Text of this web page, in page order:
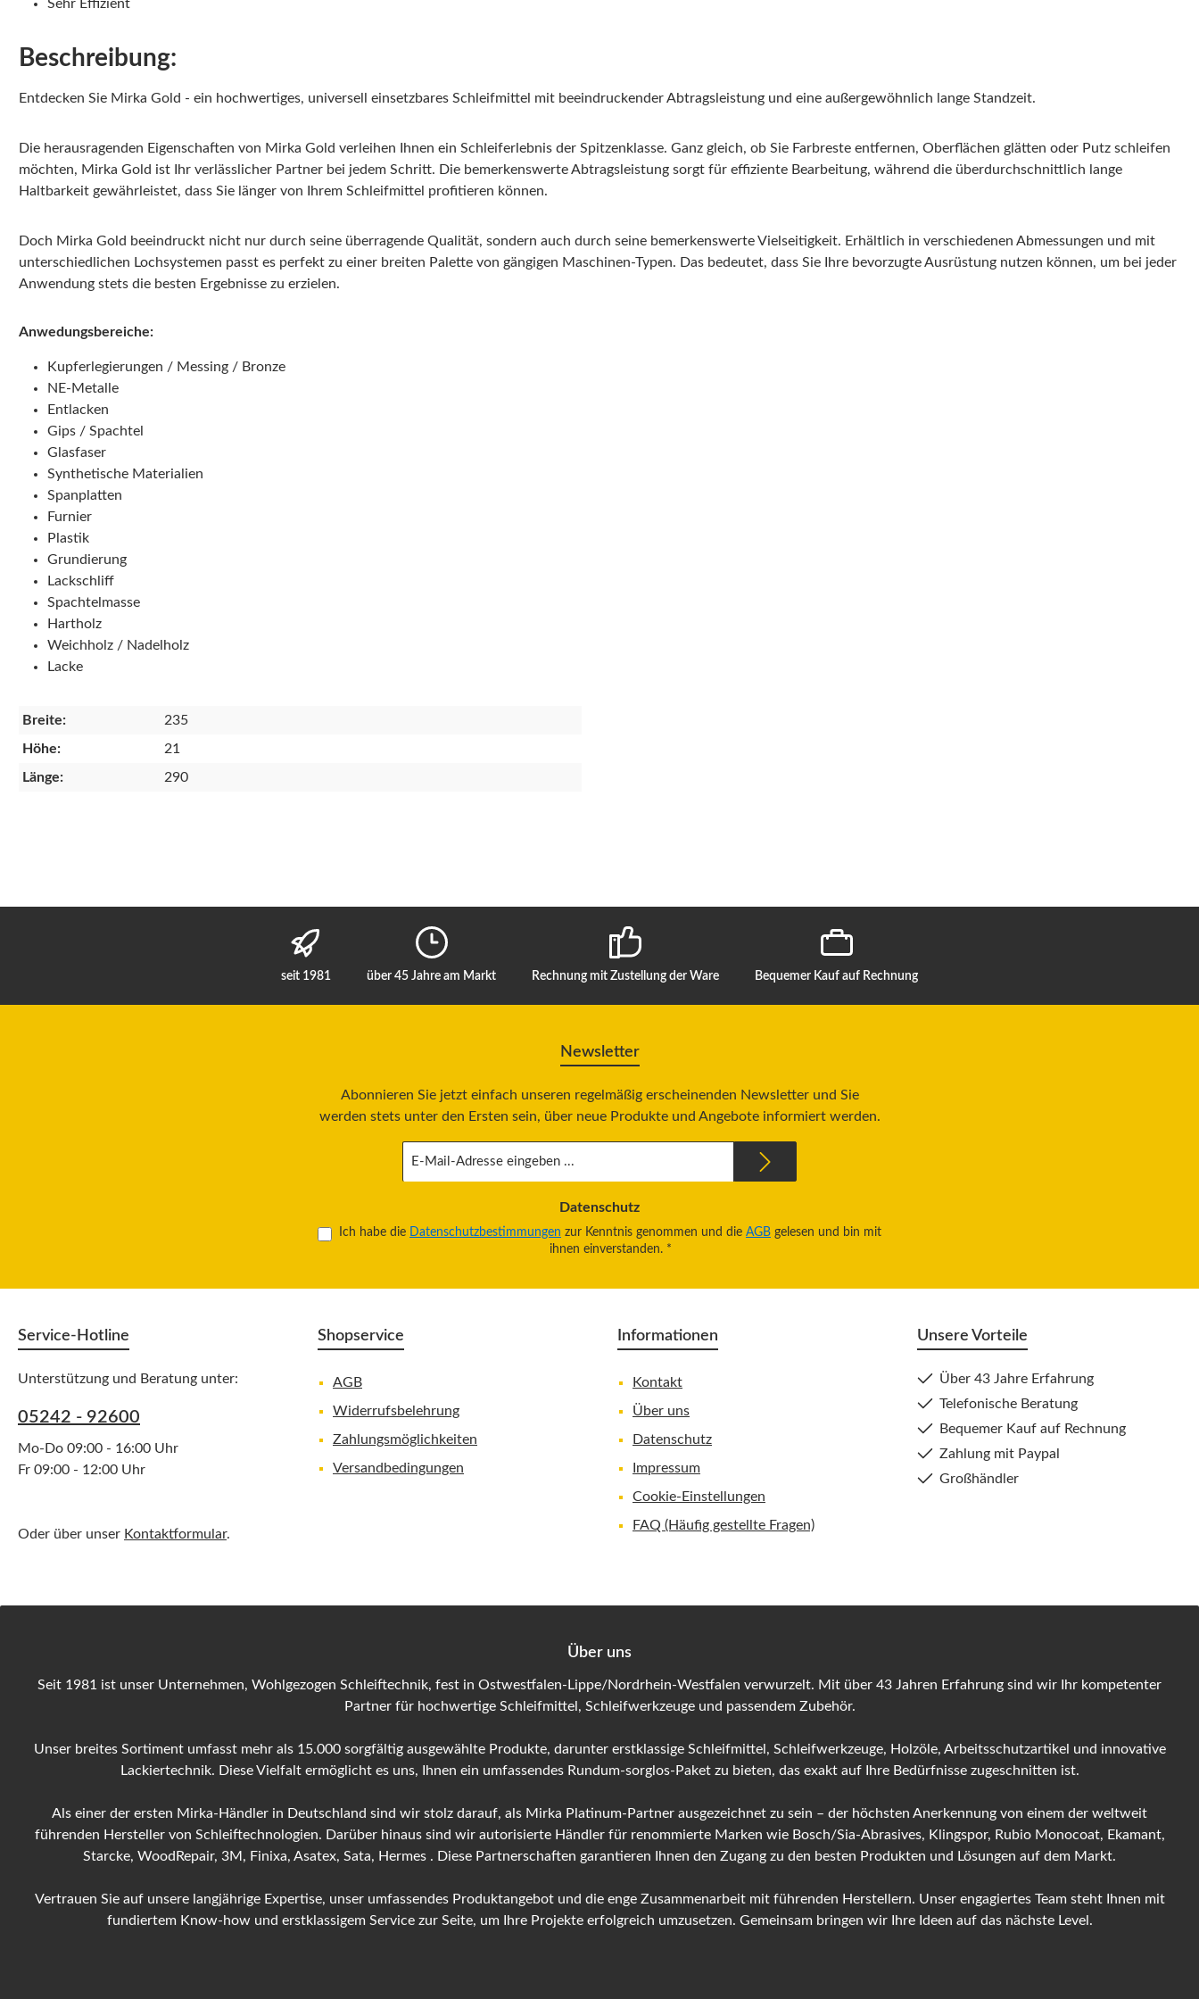
Sehr Effizient
Beschreibung:
Entdecken Sie Mirka Gold - ein hochwertiges, universell einsetzbares Schleifmittel mit beeindruckender Abtragsleistung und eine außergewöhnlich lange Standzeit.
Die herausragenden Eigenschaften von Mirka Gold verleihen Ihnen ein Schleiferlebnis der Spitzenklasse. Ganz gleich, ob Sie Farbreste entfernen, Oberflächen glätten oder Putz schleifen
möchten, Mirka Gold ist Ihr verlässlicher Partner bei jedem Schritt. Die bemerkenswerte Abtragsleistung sorgt für effiziente Bearbeitung, während die überdurchschnittlich lange
Haltbarkeit gewährleistet, dass Sie länger von Ihrem Schleifmittel profitieren können.
Doch Mirka Gold beeindruckt nicht nur durch seine überragende Qualität, sondern auch durch seine bemerkenswerte Vielseitigkeit. Erhältlich in verschiedenen Abmessungen und mit
unterschiedlichen Lochsystemen passt es perfekt zu einer breiten Palette von gängigen Maschinen-Typen. Das bedeutet, dass Sie Ihre bevorzugte Ausrüstung nutzen können, um bei jeder
Anwendung stets die besten Ergebnisse zu erzielen.
Anwedungsbereiche:
Kupferlegierungen / Messing / Bronze
NE-Metalle
Entlacken
Gips / Spachtel
Glasfaser
Synthetische Materialien
Spanplatten
Furnier
Plastik
Grundierung
Lackschliff
Spachtelmasse
Hartholz
Weichholz / Nadelholz
Lacke
Breite:
235
Höhe:
21
Länge:
290
seit 1981 über 45 Jahre am Markt Rechnung mit Zustellung der Ware Bequemer Kauf auf Rechnung
Newsletter
Abonnieren Sie jetzt einfach unseren regelmäßig erscheinenden Newsletter und Sie
werden stets unter den Ersten sein, über neue Produkte und Angebote informiert werden.
Mail-
Adresse
Datenschutz
Ich habe die Datenschutzbestimmungen zur Kenntnis genommen und die AGB gelesen und bin mit
ihnen einverstanden. *
Service-Hotline
Unterstützung und Beratung unter:
05242 - 92600
Mo-Do 09:00 - 16:00 Uhr
Fr 09:00 - 12:00 Uhr
Oder über unser Kontaktformular.
Shopservice
AGB
Widerrufsbelehrung
Zahlungsmöglichkeiten
Versandbedingungen
Informationen
Kontakt
Über uns
Datenschutz
Impressum
Cookie-Einstellungen
FAQ (Häufig gestellte Fragen)
Unsere Vorteile
Über 43 Jahre Erfahrung
Telefonische Beratung
Bequemer Kauf auf Rechnung
Zahlung mit Paypal
Großhändler
Über uns
Seit 1981 ist unser Unternehmen, Wohlgezogen Schleiftechnik, fest in Ostwestfalen-Lippe/Nordrhein-Westfalen verwurzelt. Mit über 43 Jahren Erfahrung sind wir Ihr kompetenter
Partner für hochwertige Schleifmittel, Schleifwerkzeuge und passendem Zubehör.
Unser breites Sortiment umfasst mehr als 15.000 sorgfältig ausgewählte Produkte, darunter erstklassige Schleifmittel, Schleifwerkzeuge, Holzöle, Arbeitsschutzartikel und innovative
Lackiertechnik. Diese Vielfalt ermöglicht es uns, Ihnen ein umfassendes Rundum-sorglos-Paket zu bieten, das exakt auf Ihre Bedürfnisse zugeschnitten ist.
Als einer der ersten Mirka-Händler in Deutschland sind wir stolz darauf, als Mirka Platinum-Partner ausgezeichnet zu sein – der höchsten Anerkennung von einem der weltweit
führenden Hersteller von Schleiftechnologien. Darüber hinaus sind wir autorisierte Händler für renommierte Marken wie Bosch/Sia-Abrasives, Klingspor, Rubio Monocoat, Ekamant,
Starcke, WoodRepair, 3M, Finixa, Asatex, Sata, Hermes . Diese Partnerschaften garantieren Ihnen den Zugang zu den besten Produkten und Lösungen auf dem Markt.
Vertrauen Sie auf unsere langjährige Expertise, unser umfassendes Produktangebot und die enge Zusammenarbeit mit führenden Herstellern. Unser engagiertes Team steht Ihnen mit
fundiertem Know-how und erstklassigem Service zur Seite, um Ihre Projekte erfolgreich umzusetzen. Gemeinsam bringen wir Ihre Ideen auf das nächste Level.